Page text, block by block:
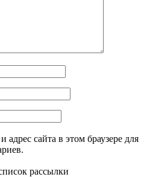
сайта в этом браузере для
рассылки